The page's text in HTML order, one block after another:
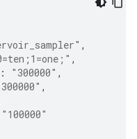
,
,
: "300000" ,
,
"100000"